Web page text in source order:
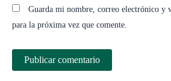
Guarda mi nombre, correo electrónico y
para la próxima vez que comente.